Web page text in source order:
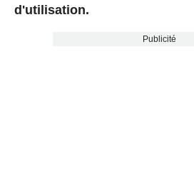
d'utilisation.
Publicité